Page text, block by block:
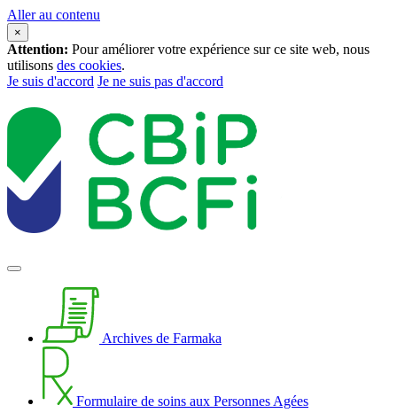
Aller au contenu
×
Attention: Pour améliorer votre expérience sur ce site web, nous
utilisons des cookies.
Je suis d'accord Je ne suis pas d'accord
Archives de Farmaka
Formulaire de soins aux Personnes Agées